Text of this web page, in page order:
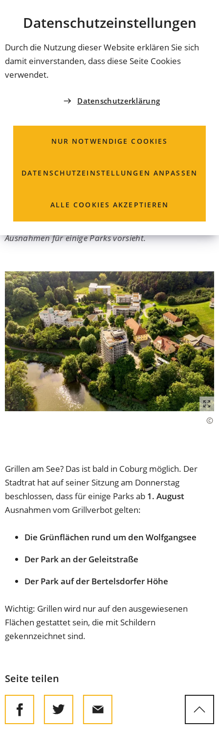
Datenschutz­einstellungen
Durch die Nutzung dieser Website erklären Sie sich
damit einverstanden, dass diese Seite Cookies
verwendet.
Datenschutzerklärung
NUR NOTWENDIGE COOKIES
DATENSCHUTZ­EINSTELLUNGEN ANPASSEN
ALLE COOKIES AKZEPTIEREN
INHALT ANSPRINGEN
Coburg
NEUE SATZUNG
Wolfgangsee, im Park
auf der Bertelsdorfer
Geleitstraße erlaubt
Ausnahmen für einige Parks vorsieht.
Grillen am See? Das ist bald in Coburg möglich. Der
Stadtrat hat auf seiner Sitzung am Donnerstag
beschlossen, dass für einige Parks ab 1. August
Ausnahmen vom Grillverbot gelten:
Die Grünflächen rund um den Wolfgangsee
Der Park an der Geleitstraße
Der Park auf der Bertelsdorfer Höhe
Wichtig: Grillen wird nur auf den ausgewiesenen
Flächen gestattet sein, die mit Schildern
gekennzeichnet sind.
Seite teilen